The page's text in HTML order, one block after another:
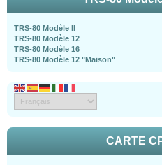
TRS-80 Modèle II
TRS-80 Modèle 12
TRS-80 Modèle 16
TRS-80 Modèle 12 "Maison"
CARTE